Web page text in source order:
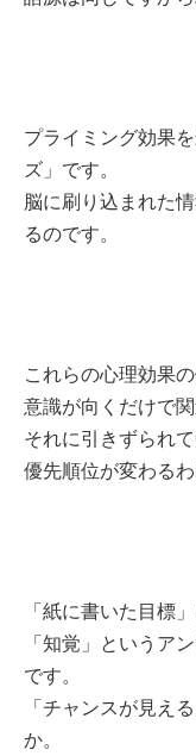
プライミング効果
ズ」です。
脳に刷り込まれた
るのです。
これらの心理効果
意識が向くだけで
それに引きずられ
優先順位が変わるわ
「紙に書いた目標
「知覚」というア
です。
「チャンスが見え
か。